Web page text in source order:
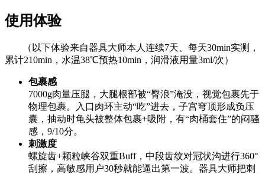
使用体验
（以下体验来自器具大师本人连续7天、每天30min实测，
累计210min，水温38℃预热10min，润滑液用量3ml/次）
包裹感
7000g肉量压腿，大腿根部被“臀浪”淹没，视觉包裹先于
物理包裹。入口肉环主动“吃”进去，子宫穹顶形成负压
囊，抽动时龟头被整体包裹+吸附，有“肉桶套住”的闷骚
感，9/10分。
刺激度
螺旋齿+颗粒峡谷双重Buff，中段齿纹对冠状沟进行360°
刮擦，高敏感用户30秒就能逼出第一波。器具大师把刺